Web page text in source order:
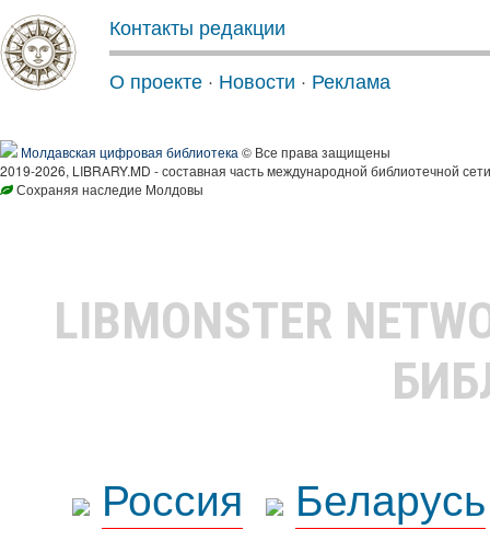
Контакты редакции
О проекте · Новости · Реклама
Молдавская цифровая библиотека © Все права защищены
2019-2026, LIBRARY.MD - составная часть международной библиотечной
Сохраняя наследие Молдовы
LIBMONSTER
Россия
Беларусь